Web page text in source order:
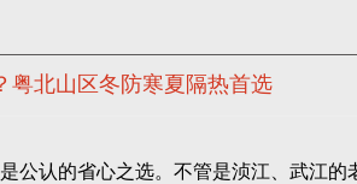
粤北山区冬防寒夏隔热首选
公认的省心之选。不管是浈江、武江